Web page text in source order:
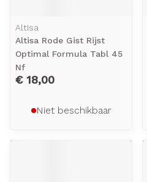
Altisa
Altisa Rode Gist Rijst
Optimal Formula Tabl 45
Nf
€ 18,00
Niet beschikbaar